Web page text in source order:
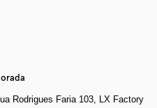
Rodrigues Faria 103, LX Factory